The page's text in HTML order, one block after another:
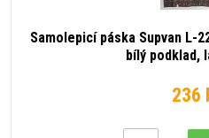
Samolepicí páska Supvan L-
bílý podklad,
236